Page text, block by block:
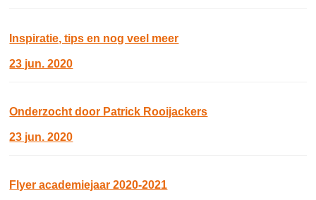
Inspiratie, tips en nog veel meer
23 jun. 2020
Onderzocht door Patrick Rooijackers
23 jun. 2020
Flyer academiejaar 2020-2021